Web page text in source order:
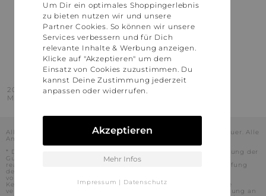
Österreich
Schweiz
France
United States
2016 - 2026 © Stylaholic.
Made for you with love in munich.
Alle Preise inkl. der jeweils geltenden gesetzlichen Mehrwertsteuer. Alle
Angaben ohne Gewähr.
* Die angezeigten Preise beinhalten Rabatte, die durch die Nutzung der
Gutschein-Codes auf den Seiten unserer Partner voraussichtlich
realisiert werden können. Stylaholic führt keine vollständige Prüfung
der Gutschein-Codes durch und es kann daher in Einzelfällen
vorkommen, dass die Gutscheine abweichend von unserem
Kenntnisstand bei dem jeweiligen Shop nicht oder nur teilweise
verwendet werden können. Darüber hinaus kann deren Verwendung an
Um Dir ein optimales Shoppingerlebnis
zu bieten nutzen wir und unsere
Partner Cookies. So können wir unsere
Services verbessern und für Dich
relevante Inhalte & Werbung anzeigen.
Klicke auf "Akzeptieren" um dem
Einsatz von Cookies zuzustimmen. Du
kannst Deine Zustimmung jederzeit
anpassen oder widerrufen.
Akzeptieren
Mehr Infos
Impressum | Datenschutz